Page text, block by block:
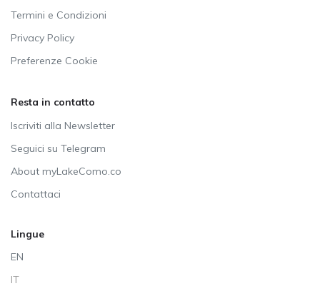
Termini e Condizioni
Privacy Policy
Preferenze Cookie
Resta in contatto
Iscriviti alla Newsletter
Seguici su Telegram
About myLakeComo.co
Contattaci
Lingue
EN
IT